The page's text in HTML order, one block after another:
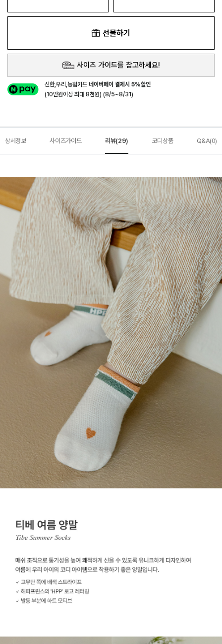
선물하기
사이즈 가이드를 참고하세요!
신한,우리,농협카드네이버페이 결제시 5%할인
(10만원이상 최대 8천원) (8/5~8/31)
상세정보 사이즈가이드 리뷰(29) 코디상품 Q&A(0)